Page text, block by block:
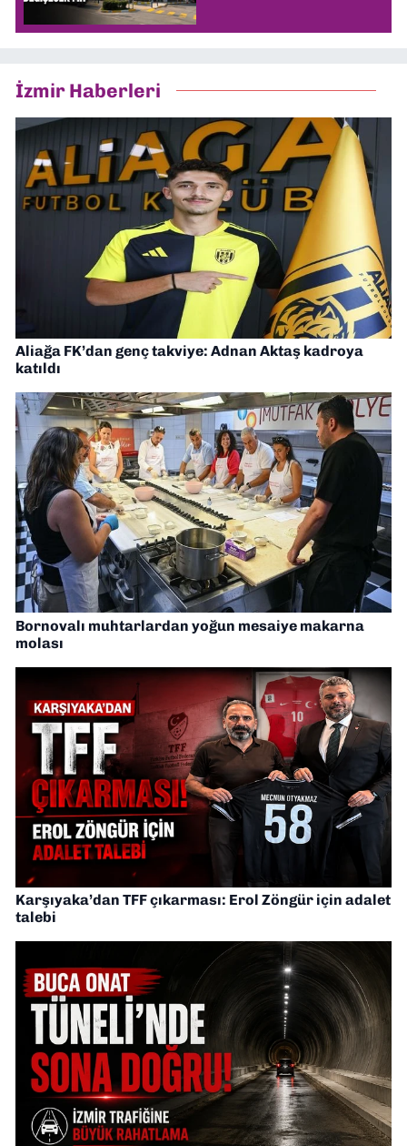
İzmir Haberleri
Aliağa FK’dan genç takviye: Adnan Aktaş kadroya
katıldı
Bornovalı muhtarlardan yoğun mesaiye makarna
molası
Karşıyaka’dan TFF çıkarması: Erol Zöngür için adalet
talebi